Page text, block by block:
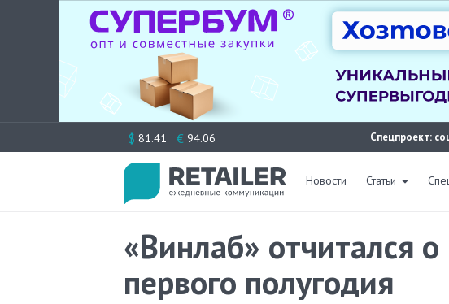
к
$ 81.41 € 94.06 Спецпроект:
Новости Статьи
«Винлаб» отчитался
первого полугодия